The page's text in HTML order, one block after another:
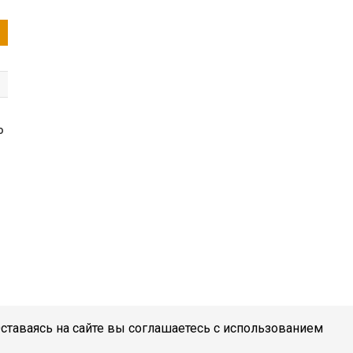
на сайте вы соглашаетесь с использованием